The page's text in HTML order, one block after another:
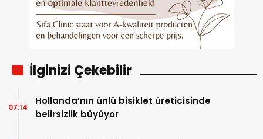
İlginizi Çekebilir
Hollanda’nın ünlü bisiklet üreticisinde
belirsizlik büyüyor
07:14